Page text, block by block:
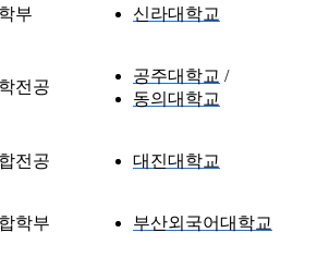
부 신라대학교
전공
공주대학교
동의대학교
전공 대진대학교
학부 부산외국어대학교